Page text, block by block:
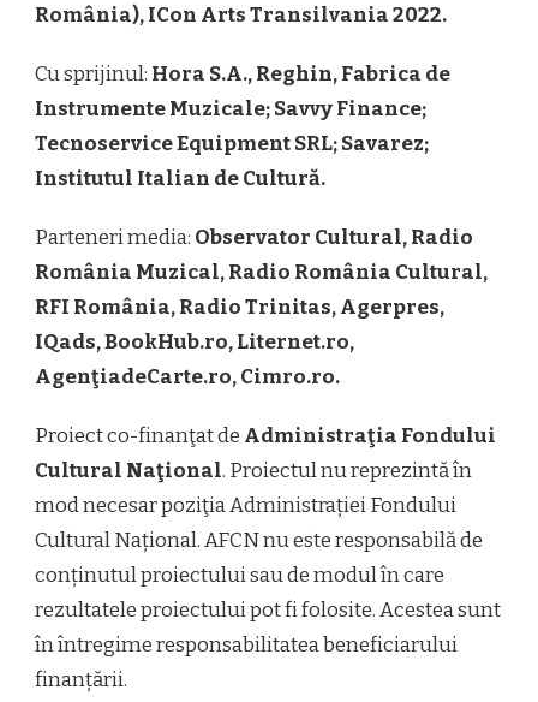
România), ICon Arts Transilvania 2022.
Cu sprijinul: Hora S.A., Reghin, Fabrica de
Instrumente Muzicale; Savvy Finance;
Tecnoservice Equipment SRL; Savarez;
Institutul Italian de Cultură.
Parteneri media: Observator Cultural, Radio
România Muzical, Radio România Cultural,
RFI România, Radio Trinitas, Agerpres,
IQads, BookHub.ro, Liternet.ro,
AgenţiadeCarte.ro, Cimro.ro.
Proiect co-finanţat de Administraţia Fondului
Cultural Naţional. Proiectul nu reprezintă în
mod necesar poziţia Administrației Fondului
Cultural Național. AFCN nu este responsabilă de
conținutul proiectului sau de modul în care
rezultatele proiectului pot fi folosite. Acestea sunt
în întregime responsabilitatea beneficiarului
finanțării.